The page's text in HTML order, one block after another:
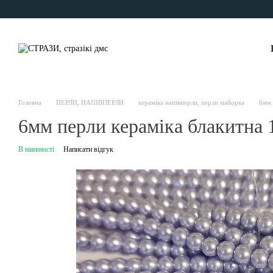
Головна ПЕРЛИ, НАПІВПЕРЛИ кераміка напівперли, перли майорка 6мм
6мм перли кераміка блакитна
В наявності Написати відгук